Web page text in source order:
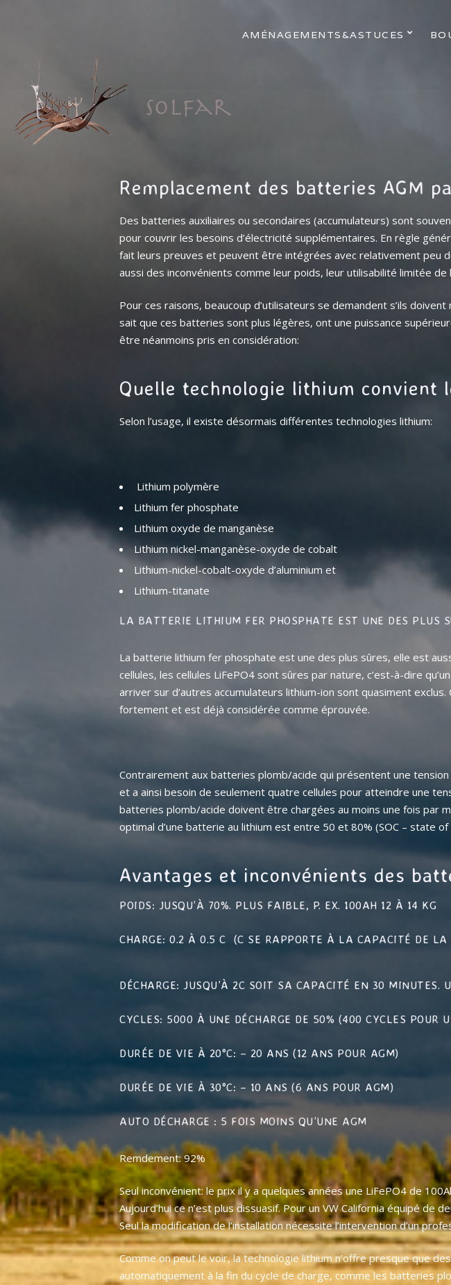
AMÉNAGEMENTS&ASTUCES
Remplacement des batteries AGM
Des batteries auxiliaires ou secondaires (accumulateurs) sont
pour couvrir les besoins d’électricité supplémentaires. En règle
fait leurs preuves et peuvent être intégrées avec relativement peu
aussi des inconvénients comme leur poids, leur utilisabilité limitée
Pour ces raisons, beaucoup d’utilisateurs se demandent s’ils
sait que ces batteries sont plus légères, ont une puissance
être néanmoins pris en considération:
Quelle technologie lithium convient
Selon l’usage, il existe désormais différentes technologies lithium:
Lithium polymère
Lithium fer phosphate
Lithium oxyde de manganèse
Lithium nickel-manganèse-oxyde de cobalt
Lithium-nickel-cobalt-oxyde d’aluminium et
Lithium-titanate
LA BATTERIE LITHIUM FER PHOSPHATE EST UNE DES PLUS
La batterie lithium fer phosphate est une des plus sûres, elle est
cellules, les cellules LiFePO4 sont sûres par nature, c’est-à-dire
arriver sur d’autres accumulateurs lithium-ion sont quasiment
fortement et est déjà considérée comme éprouvée.
Contrairement aux batteries plomb/acide qui présentent une
et a ainsi besoin de seulement quatre cellules pour atteindre une
batteries plomb/acide doivent être chargées au moins une fois par
optimal d’une batterie au lithium est entre 50 et 80% (SOC – state of
Avantages et inconvénients des
POIDS: JUSQU’À 70%. PLUS FAIBLE, P. EX. 100AH 12 À 14 KG
CHARGE: 0.2 À 0.5 C (C SE RAPPORTE À LA CAPACITÉ DE
DÉCHARGE: JUSQU’À 2C SOIT SA CAPACITÉ EN 30 MINUTES.
CYCLES: 5000 À UNE DÉCHARGE DE 50% (400 CYCLES POUR
DURÉE DE VIE À 20°C: – 20 ANS (12 ANS POUR AGM)
DURÉE DE VIE À 30°C: – 10 ANS (6 ANS POUR AGM)
AUTO DÉCHARGE : 5 FOIS MOINS QU’UNE AGM
Remdement: 92%
Seul inconvénient: le prix il y a quelques années une LiFePO4 de
Aujourd’hui ce n’est plus dissuasif. Pour un VW California équipé
Seul la modification de l’installation nécessite l’intervention d’un
Comme on peut le voir, la technologie lithium n’offre presque que
automatiquement à la fin du cycle de charge, comme les batteries